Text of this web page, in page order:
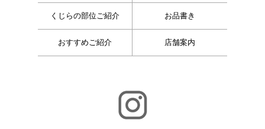
くじらの部位ご紹介 お品書き
おすすめご紹介 店舗案内